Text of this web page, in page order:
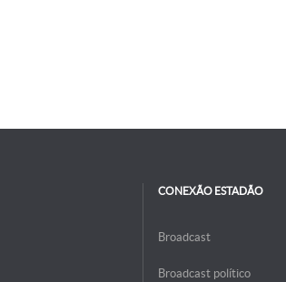
CONEXÃO ESTADÃO
Broadcast
Broadcast político